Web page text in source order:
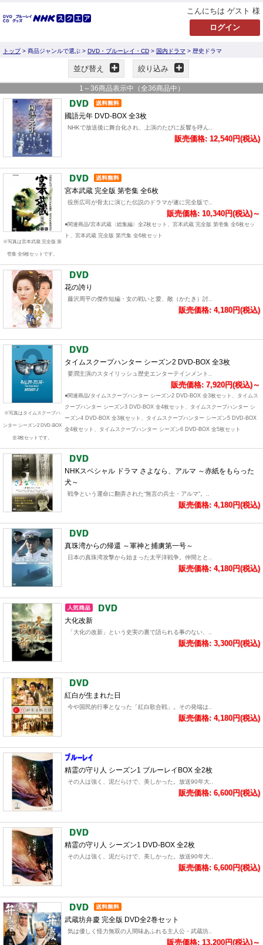
こんにちは ゲスト 様
トップ> 商品ジャンルで選ぶ > DVD・ブルーレイ・CD > 国内ドラマ > 歴史ドラマ
並び替え 絞り込み
1 ～ 36商品表示中（全36商品中）
國語元年 DVD-BOX 全3枚
NHKで放送後に舞台化され、上演のたびに反響を呼ん..
販売価格: 12,540円(税込)
※写真は宮本武蔵 完全版 第
壱集 全6枚セットです。
宮本武蔵 完全版 第壱集 全6枚
役所広司が骨太に演じた伝説のドラマが遂に完全版で..
販売価格: 10,340円(税込)～
●関連商品/宮本武蔵〈総集編〉全2枚セット、宮本武蔵 完全版 第壱集 全6枚セッ
ト、宮本武蔵 完全版 第弐集 全6枚セット
花の誇り
藤沢周平の傑作短編・女の戦いと愛、敵（かたき）討..
販売価格: 4,180円(税込)
※写真はタイムスクープハ
ンター シーズン2 DVD-BOX
全3枚セットです。
タイムスクープハンター シーズン2 DVD-BOX 全3枚
要潤主演のスタイリッシュ歴史エンターテインメント..
販売価格: 7,920円(税込)～
●関連商品/タイムスクープハンター シーズン2 DVD-BOX 全3枚セット、タイムス
クープハンター シーズン3 DVD-BOX 全4枚セット、タイムスクープハンター シ
ーズン4 DVD-BOX 全3枚セット、タイムスクープハンター シーズン5 DVD-BOX
全4枚セット、タイムスクープハンター シーズン6 DVD-BOX 全5枚セット
NHKスペシャル ドラマ さよなら、アルマ ～赤紙をもらった
犬～
戦争という運命に翻弄された“無言の兵士・アルマ”。..
販売価格: 4,180円(税込)
真珠湾からの帰還 ～軍神と捕虜第一号～
日本の真珠湾攻撃から始まった太平洋戦争。仲間とと..
販売価格: 4,180円(税込)
大化改新
「大化の改新」という史実の裏で語られる事のない、..
販売価格: 3,300円(税込)
紅白が生まれた日
今や国民的行事となった「紅白歌合戦」。その発端は..
販売価格: 4,180円(税込)
精霊の守り人 シーズン1 ブルーレイBOX 全2枚
その人は強く、泥だらけで、美しかった。放送90年大..
販売価格: 6,600円(税込)
精霊の守り人 シーズン1 DVD-BOX 全2枚
その人は強く、泥だらけで、美しかった。放送90年大..
販売価格: 6,600円(税込)
武蔵坊弁慶 完全版 DVD全2巻セット
気は優しく怪力無双の人間味あふれる主人公・武蔵坊..
販売価格: 13,200円(税込)～